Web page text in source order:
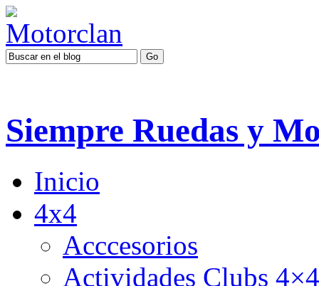
Siempre Ruedas y
Inicio
4x4
Acccesorios
Actividades Clubs 4×4